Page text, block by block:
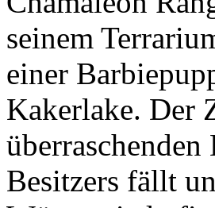
seinem
einer
Kakerlake. Der
Besitzers fällt